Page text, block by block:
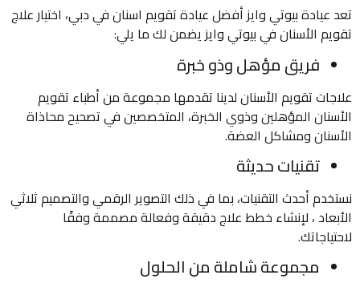
تعد عيادة بيوتي وايز أفضل عيادة تقويم اسنان في دبي، اختيار علاج
تقويم الأسنان في بيوتي وايز يضمن لك ما يلي:
فريق مؤهل وذو خبرة
علاجات تقويم الأسنان لدينا تقدمها مجموعة من أطباء تقويم
الأسنان المؤهلين وذوي الخبرة، المتخصصين في تصحيح محاذاة
الأسنان ومشاكل العضة.
تقنيات حديثة
نستخدم أحدث التقنيات، بما في ذلك التصوير الرقمي والتصميم ثلاثي
الأبعاد ، لإنشاء خطط علاج دقيقة وفعالة مصممة وفقًا
لاحتياجاتك.
مجموعة شاملة من الحلول